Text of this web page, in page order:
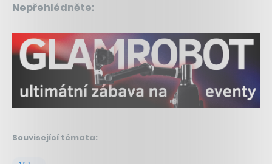
Nepřehlédněte:
Související témata: